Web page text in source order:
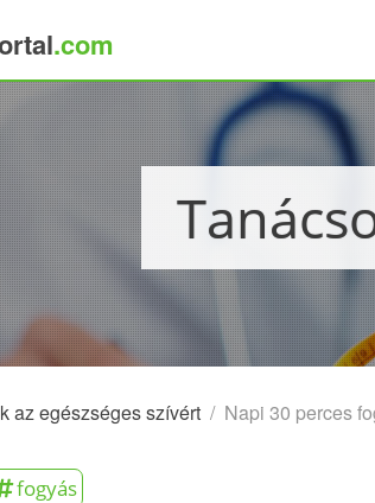
.com
az egészséges szívért / Napi 30 perces
fogyás